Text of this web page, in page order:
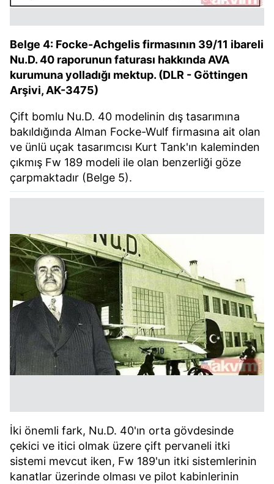
Belge 4: Focke-Achgelis firmasının 39/11 ibareli
Nu.D. 40 raporunun faturası hakkında AVA
kurumuna yolladığı mektup. (DLR - Göttingen
Arşivi, AK-3475)
Çift bomlu Nu.D. 40 modelinin dış tasarımına
bakıldığında Alman Focke-Wulf firmasına ait olan
ve ünlü uçak tasarımcısı Kurt Tank'ın kaleminden
çıkmış Fw 189 modeli ile olan benzerliği göze
çarpmaktadır (Belge 5).
İki önemli fark, Nu.D. 40'ın orta gövdesinde
çekici ve itici olmak üzere çift pervaneli itki
sistemi mevcut iken, Fw 189'un itki sistemlerinin
kanatlar üzerinde olması ve pilot kabinlerinin